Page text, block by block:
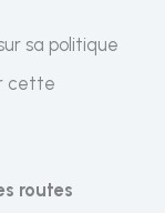
sa politique
cette
routes